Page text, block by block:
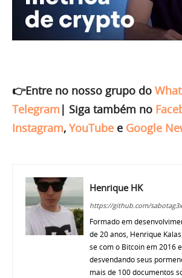
👉Entre no nosso grupo do
Telegram | Siga também no
Instagram, YouTube e Google
Henrique HK
https://github.com/sabotag3x
Formado em
de 20 anos, Henrique
se com o Bitcoin em 2016
desvendando seus
mais de 100 documentos